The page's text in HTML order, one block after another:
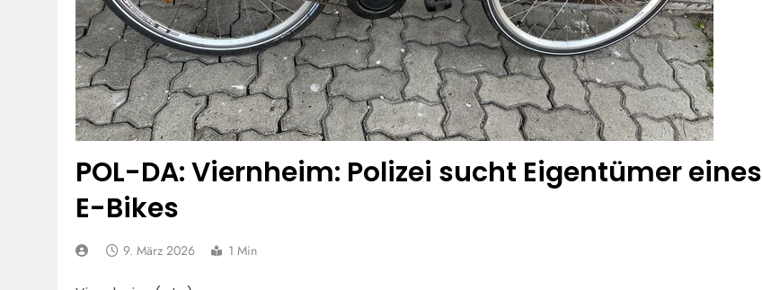
6. August 2026
POL-DA: Viernheim: Polizei sucht Eigentümer eines
E-Bikes
9. März 2026 1 Min